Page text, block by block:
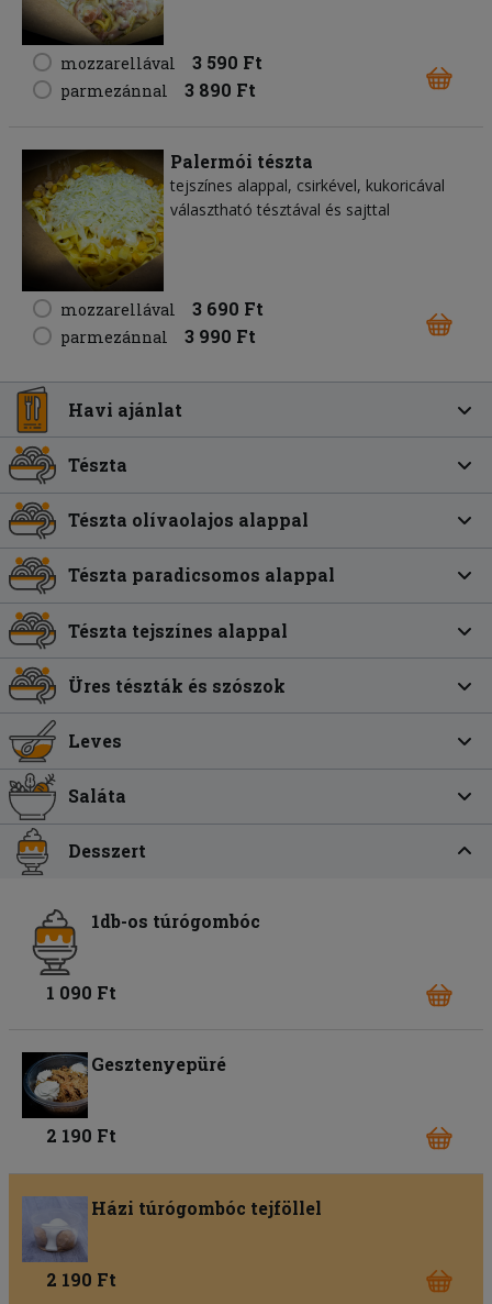
mozzarellával 3 590 Ft
parmezánnal 3 890 Ft
Palermói tészta
tejszínes alappal, csirkével, kukoricával
választható tésztával és sajttal
mozzarellával 3 690 Ft
parmezánnal 3 990 Ft
Havi ajánlat
Tészta
Tészta olívaolajos alappal
Tészta paradicsomos alappal
Tészta tejszínes alappal
Üres tészták és szószok
Leves
Saláta
Desszert
1db-os túrógombóc
1 090 Ft
Gesztenyepüré
2 190 Ft
Házi túrógombóc tejföllel
2 190 Ft